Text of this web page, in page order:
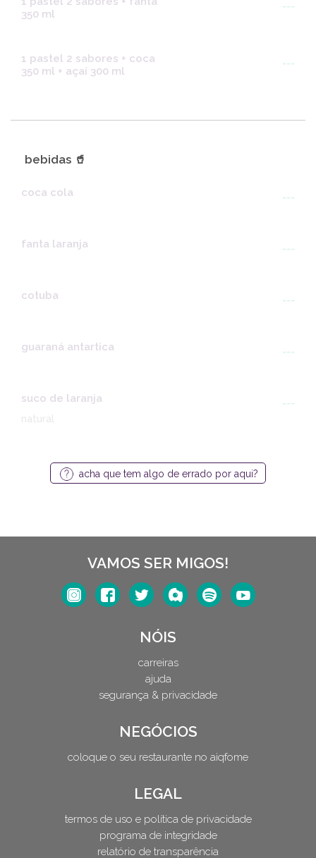
350 ml
---
1 pastel 2 sabores + coca
350 ml + açaí 300 ml
---
bebidas 🥤
coca cola ---
fanta laranja ---
cotuba ---
guaraná antartica ---
suco de laranja
---
acha que tem algo de errado por aqui?
VAMOS SER MIGOS!
NÓIS
carreiras
ajuda
segurança & privacidade
NEGÓCIOS
coloque o seu restaurante no aiqfome
LEGAL
termos de uso e política de privacidade
programa de integridade
relatório de transparência